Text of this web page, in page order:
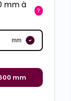
mm à
mm
mm